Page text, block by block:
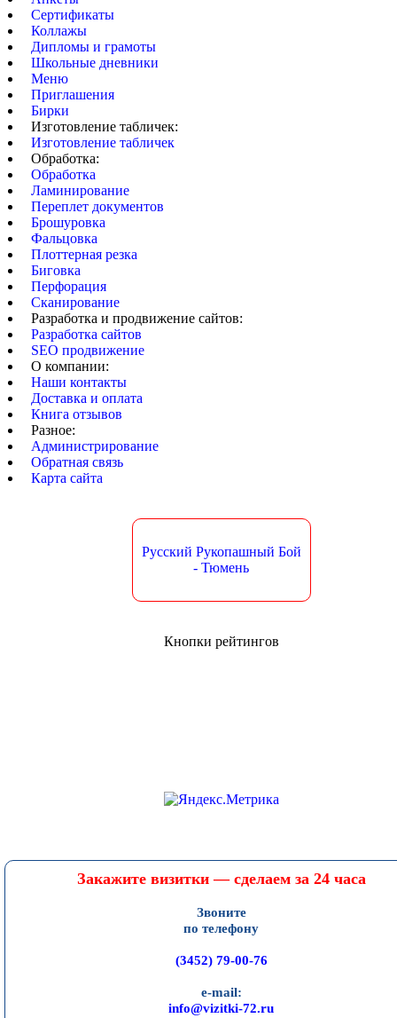
Сертификаты
Коллажы
Дипломы и грамоты
Школьные дневники
Меню
Приглашения
Бирки
Изготовление табличек:
Изготовление табличек
Обработка:
Обработка
Ламинирование
Переплет документов
Брошуровка
Фальцовка
Плоттерная резка
Биговка
Перфорация
Сканирование
Разработка и продвижение сайтов:
Разработка сайтов
SEO продвижение
О компании:
Наши контакты
Доставка и оплата
Книга отзывов
Разное:
Администрирование
Обратная связь
Карта сайта
Русский Рукопашный Бой
- Тюмень
Кнопки рейтингов
Закажите визитки — сделаем за 24 часа
Звоните
по телефону
(3452) 79-00-76
e-mail:
info@vizitki-72.ru